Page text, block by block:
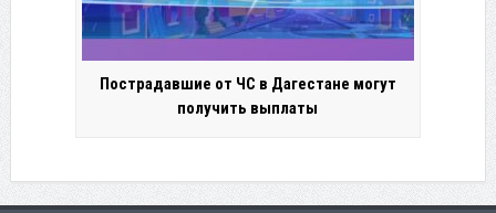
Пострадавшие от ЧС в Дагестане могут
получить выплаты